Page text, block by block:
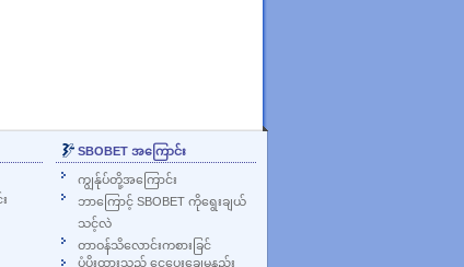
SBOBET အကြောင်း
ကျွန်ုပ်တို့အကြောင်း
ဘာကြောင့် SBOBET ကိုရွေးချယ်
သင့်လဲ
တာဝန်သိလောင်းကစားခြင်
ပံ့ပိုးထားသည့် ငွေပေးချေမှုနည်း